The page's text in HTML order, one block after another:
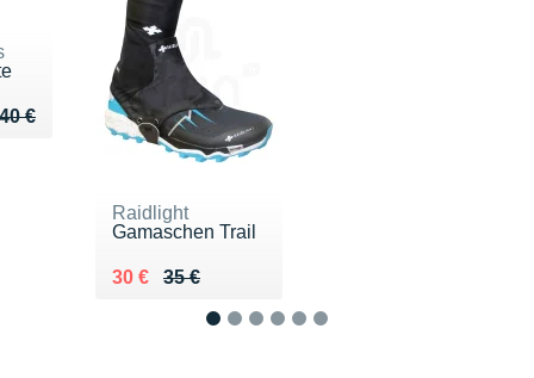
40 €
de 40 €
€
Raidlight
Gamaschen Trail
35 €
Au lieu de 35 €
30 €
Vendu 30 €